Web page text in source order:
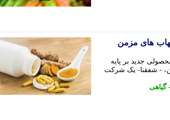
های مزمن
جدید بر پایه
- شفقنا- یک شرکت
-گیاهی